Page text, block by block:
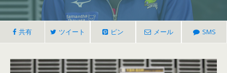
共有 ツイート ピン メール SMS